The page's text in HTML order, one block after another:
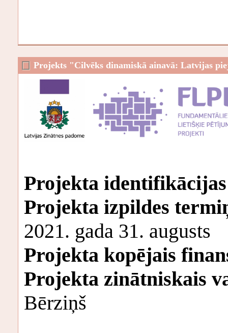
Projekts "Cilvēks dinamiskā ainavā: Latvijas
Projekta
Projekta izpildes
2021. gada 31. augusts
Projekta kopējais
Projekta zinātniskais
Bērziņš